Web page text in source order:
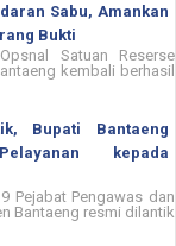
Sabu, Amankan
Bukti
Satuan Reserse
kembali berhasil
Bupati Bantaeng
kepada
Pejabat Pengawas dan
Bantaeng resmi dilantik